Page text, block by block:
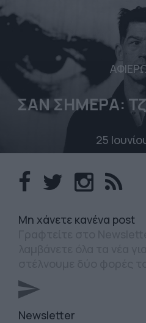
ΣΑΝ ΣΗΜΕΡΑ:
25
Mη χάνετε κανένα post
Newsletter